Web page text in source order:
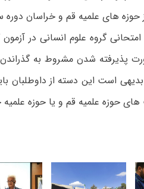
پذیرفته شدن مشروط به
است این دسته از داوطلبان
حوزه علمیه قم و یا حوزه